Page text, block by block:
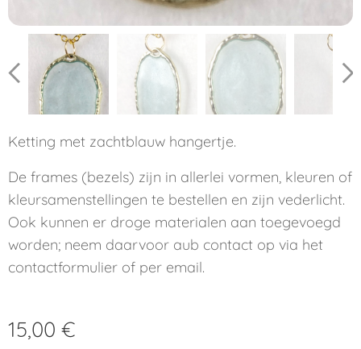
Ketting met zachtblauw hangertje.
De frames (bezels) zijn in allerlei vormen, kleuren of
kleursamenstellingen te bestellen en zijn vederlicht.
Ook kunnen er droge materialen aan toegevoegd
worden; neem daarvoor aub contact op via het
contactformulier of per email.
15,00 €